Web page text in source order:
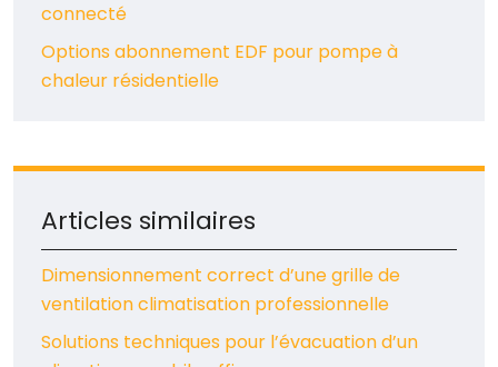
connecté
Options abonnement EDF pour pompe à
chaleur résidentielle
Articles similaires
Dimensionnement correct d’une grille de
ventilation climatisation professionnelle
Solutions techniques pour l’évacuation d’un